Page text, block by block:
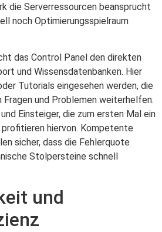
die Serverressourcen beansprucht
noch Optimierungsspielraum
das Control Panel den direkten
und Wissensdatenbanken. Hier
Tutorials eingesehen werden, die
und Problemen weiterhelfen.
Einsteiger, die zum ersten Mal ein
hiervon. Kompetente
sicher, dass die Fehlerquote
Stolpersteine schnell
und